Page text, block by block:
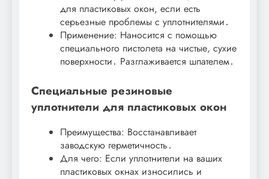
для пластиковых окон, если есть
серьезные проблемы с уплотнителями․
Применение: Наносится с помощью
специального пистолета на чистые, сухие
поверхности․ Разглаживается шпателем․
Специальные резиновые
уплотнители для пластиковых окон
Преимущества: Восстанавливает
заводскую герметичность․
Для чего: Если уплотнители на ваших
пластиковых окнах износились и